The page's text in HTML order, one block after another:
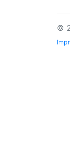
©